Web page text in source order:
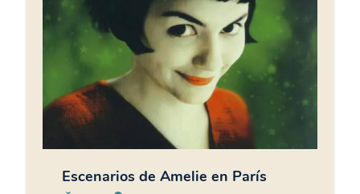
Escenarios de Amelie en París